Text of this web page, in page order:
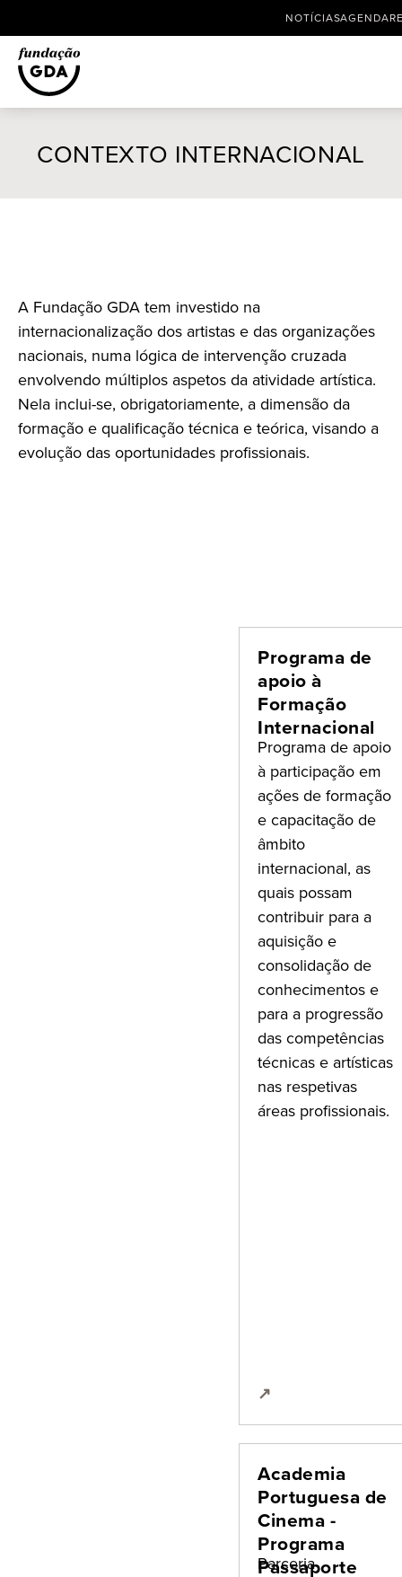
content
NOTÍCIASAGENDA
CONTEXTO INTERNACIONAL
A Fundação GDA tem investido na
internacionalização dos artistas e das organizações
nacionais, numa lógica de intervenção cruzada
envolvendo múltiplos aspetos da atividade artística.
Nela inclui-se, obrigatoriamente, a dimensão da
formação e qualificação técnica e teórica, visando a
evolução das oportunidades profissionais.
Programa de
apoio à
Formação
Internacional
Programa de apoio
à participação em
ações de formação
e capacitação de
âmbito
internacional, as
quais possam
contribuir para a
aquisição e
consolidação de
conhecimentos e
para a progressão
das competências
técnicas e artísticas
nas respetivas
áreas profissionais.
↗
Academia
Portuguesa de
Cinema -
Programa
Passaporte
Parceria